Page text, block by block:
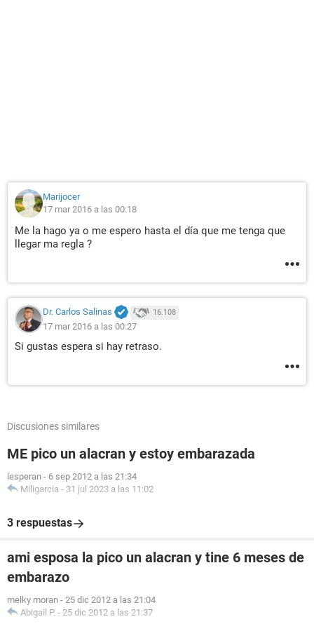
Marijocer
17 mar 2016 a las 00:18
Me la hago ya o me espero hasta el día que me tenga que
llegar ma regla ?
Dr. Carlos Salinas 16.108
17 mar 2016 a las 00:27
Si gustas espera si hay retraso.
Discusiones similares
ME pico un alacran y estoy embarazada
lesperan - 6 sep 2012 a las 21:34
Miligarcia - 31 jul 2023 a las 11:02
3 respuestas
ami esposa la pico un alacran y tine 6 meses de
embarazo
melky moran - 25 dic 2012 a las 21:04
Abigail P. - 25 dic 2012 a las 21:37